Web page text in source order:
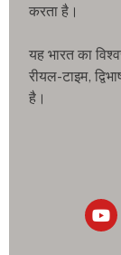
करता है।
यह भारत का
रीयल-टाइम,
है।